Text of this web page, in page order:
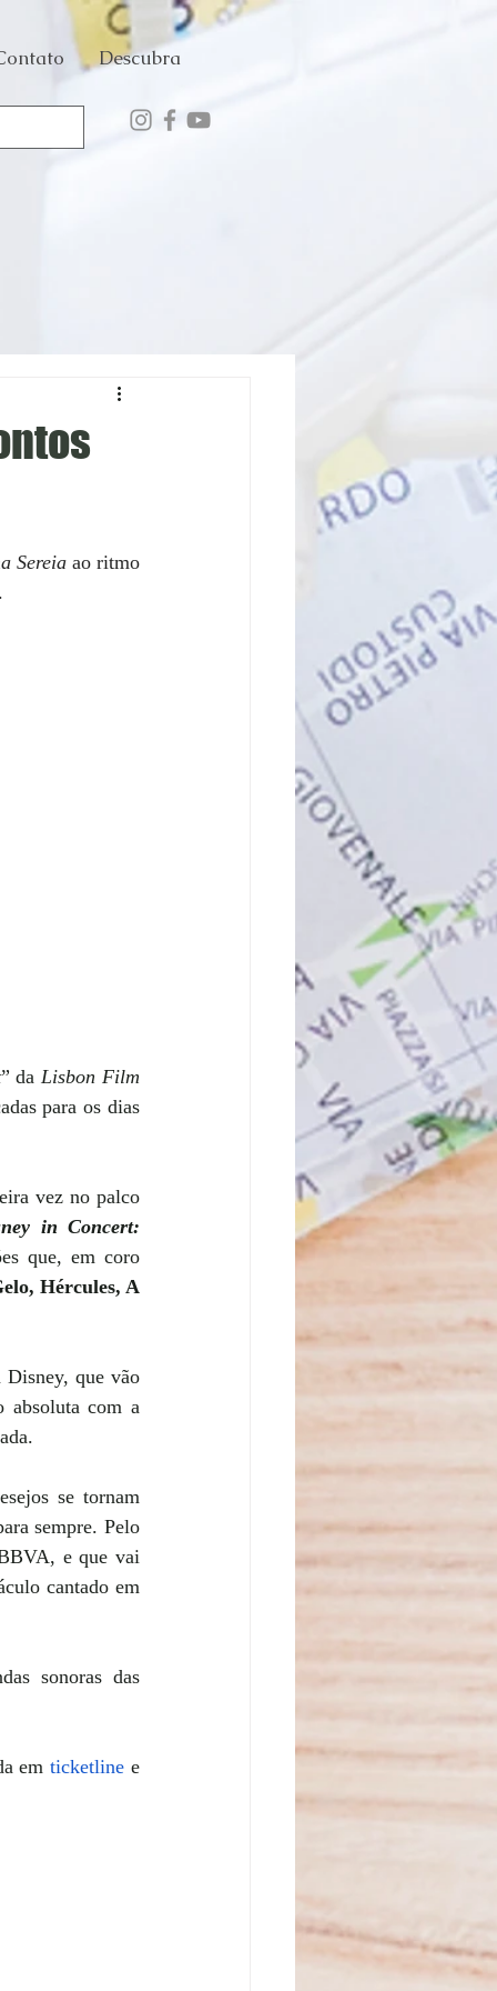
Descubra
Sereia ao ritmo
” da Lisbon Film
para os dias
vez no palco
in Concert:
que, em coro
Hércules, A
Disney, que vão
absoluta com a
se tornam
sempre. Pelo
e que vai
cantado em
sonoras das
em ticketline e